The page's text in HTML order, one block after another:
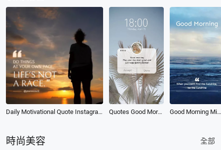
Daily Motivational Quote Instagram Post Quotes Good Morning Good Morning Minimalist Daily Reminder Motivational Quote
時尚美容 全部